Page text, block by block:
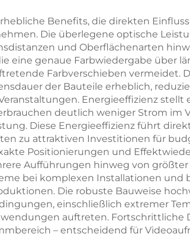
Benefits, die direkten
Die überlegene optische
und Oberflächenarten
eine genaue Farbwiedergabe über
Farbverschieben vermeidet.
der Bauteile erheblich,
Energieeffizienz
deutlich weniger Strom
Diese Energieeffizienz führt
zu attraktiven Investitionen für
Positionierungen und
Aufführungen hinweg von
bei komplexen Installationen und
Die robuste Bauweise
einschließlich extremer
auftreten.
– entscheidend für